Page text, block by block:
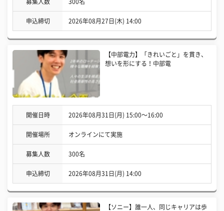
募集人数 300名
申込締切 2026年08月27日(木) 14:00
【中部電力】「きれいごと」を貫き、
想いを形にする！中部電
開催日時 2026年08月31日(月) 15:00〜16:00
開催場所 オンラインにて実施
募集人数 300名
申込締切 2026年08月31日(月) 14:00
【ソニー】誰一人、同じキャリアは歩